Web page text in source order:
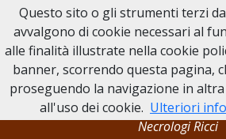
NECROLOGI RICCI
Necrologi Ricci
Questo sito o gli strumenti terzi
avvalgono di cookie necessari al
alle finalità illustrate nella cookie
banner, scorrendo questa pagina,
proseguendo la navigazione in
all'uso dei cookie. Ulteriori